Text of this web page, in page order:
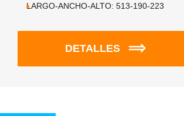
LARGO-ANCHO-ALTO: 513-190-223
DETALLES